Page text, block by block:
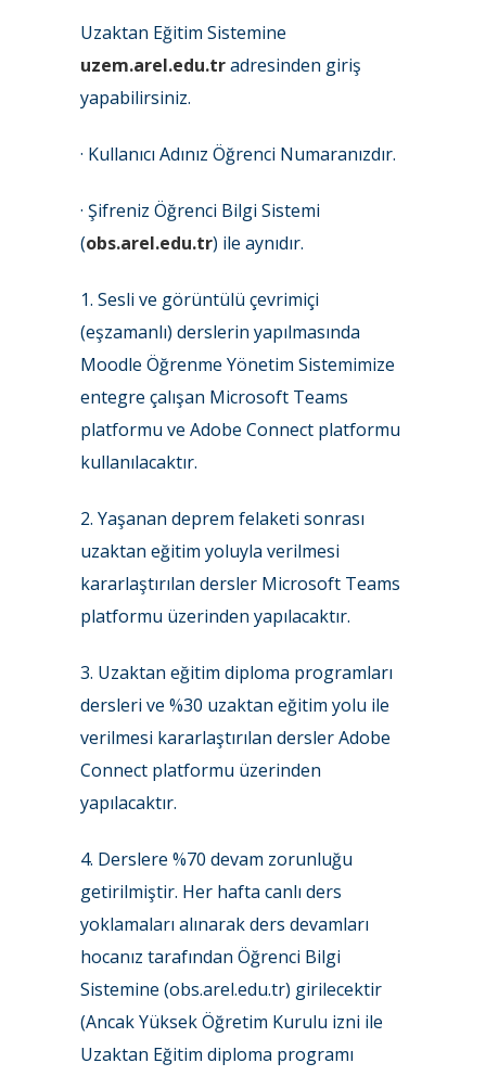
Uzaktan Eğitim Sistemine
uzem.arel.edu.tradresinden giriş
yapabilirsiniz.
· Kullanıcı Adınız Öğrenci Numaranızdır.
· Şifreniz Öğrenci Bilgi Sistemi
(obs.arel.edu.tr) ile aynıdır.
1. Sesli ve görüntülü çevrimiçi
(eşzamanlı) derslerin yapılmasında
Moodle Öğrenme Yönetim Sistemimize
entegre çalışan Microsoft Teams
platformu ve Adobe Connect platformu
kullanılacaktır.
2. Yaşanan deprem felaketi sonrası
uzaktan eğitim yoluyla verilmesi
kararlaştırılan dersler Microsoft Teams
platformu üzerinden yapılacaktır.
3. Uzaktan eğitim diploma programları
dersleri ve %30 uzaktan eğitim yolu ile
verilmesi kararlaştırılan dersler Adobe
Connect platformu üzerinden
yapılacaktır.
4. Derslere %70 devam zorunluğu
getirilmiştir. Her hafta canlı ders
yoklamaları alınarak ders devamları
hocanız tarafından Öğrenci Bilgi
Sistemine (obs.arel.edu.tr) girilecektir
(Ancak Yüksek Öğretim Kurulu izni ile
Uzaktan Eğitim diploma programı